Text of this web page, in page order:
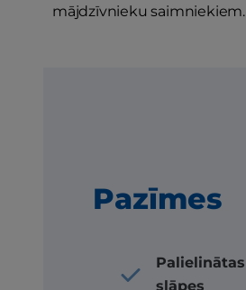
mājdzīvnieku saimniekiem.
Pazīmes
Palielinātas
slāpes